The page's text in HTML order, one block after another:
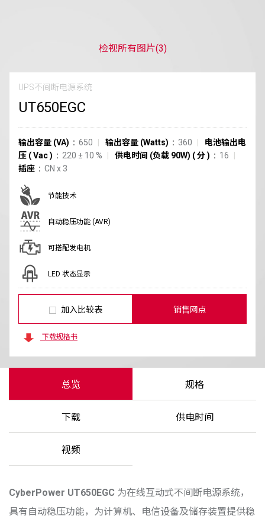
检视所有图片(3)
UPS不间断电源系统
UT650EGC
输出容量 (VA) 650 输出容量 (Watts) 360
电池输出电
压 (Vac) 220 ± 10 % 供电时间 (负载 90W) (分)
16
插座
CN x 3
节能技术
自动稳压功能 (AVR)
可搭配发电机
LED 状态显示
加入比较表 销售网点
下载规格书
总览 规格
下载 供电时间
视频
CyberPower UT650EGC 为在线互动式不间断电源系统，
具有自动稳压功能，为计算机、电信设备及储存装置提供稳